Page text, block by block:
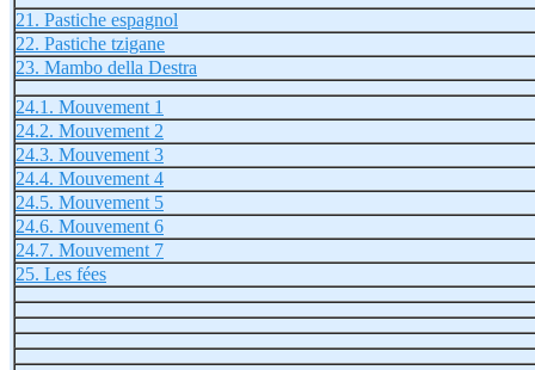
21. Pastiche espagnol
22. Pastiche tzigane
23. Mambo della Destra
24.1. Mouvement 1
24.2. Mouvement 2
24.3. Mouvement 3
24.4. Mouvement 4
24.5. Mouvement 5
24.6. Mouvement 6
24.7. Mouvement 7
25. Les fées